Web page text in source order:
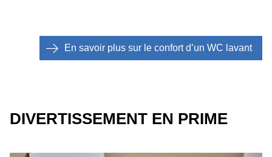
En savoir plus sur le confort d’un WC lavant
DIVERTISSEMENT EN PRIME